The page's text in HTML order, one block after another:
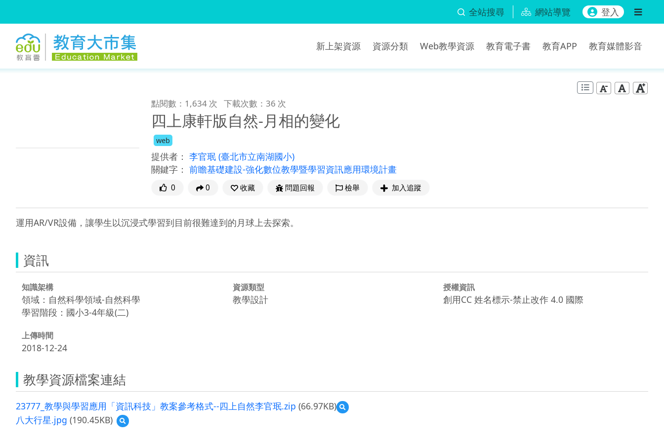
全站搜尋 網站導覽 登入
新上架資源 資源分類 Web教學資源 教育電子書 教育APP 教育媒體影音
點閱數：1,634 次 下載次數：36 次
四上康軒版自然-月相的變化
web
提供者： 李官珉 (臺北市立南湖國小)
關鍵字： 前瞻基礎建設-強化數位教學暨學習資訊應用環境計畫
0 0 收藏 問題回報 檢舉 加入追蹤
運用AR/VR設備，讓學生以沉浸式學習到目前很難達到的月球上去探索。
資訊
知識架構
領域：自然科學領域-自然科學
學習階段：國小3-4年級(二)
資源類型
教學設計
授權資訊
創用CC 姓名標示-禁止改作 4.0 國際
上傳時間
2018-12-24
教學資源檔案連結
23777_教學與學習應用「資訊科技」教案參考格式--四上自然李官珉.zip (66.97KB)
預
覽
八大行星.jpg (190.45KB)
預
覽